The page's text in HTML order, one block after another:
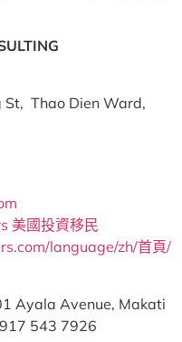
St, Thao Dien Ward,
美國投資移民
language/zh/首頁/
Ayala Avenue, Makati
543 7926